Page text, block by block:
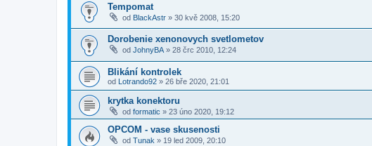
Tempomat
od BlackAstr » 30 kvě 2008, 15:20
Dorobenie xenonovych svetlometov
od JohnyBA» 28 črc 2010, 12:24
Blikání kontrolek
od Lotrando92 » 26 bře 2020, 21:01
krytka konektoru
od formatic » 23 úno 2020, 19:12
OPCOM - vase skusenosti
od Tunak » 19 led 2009, 20:10